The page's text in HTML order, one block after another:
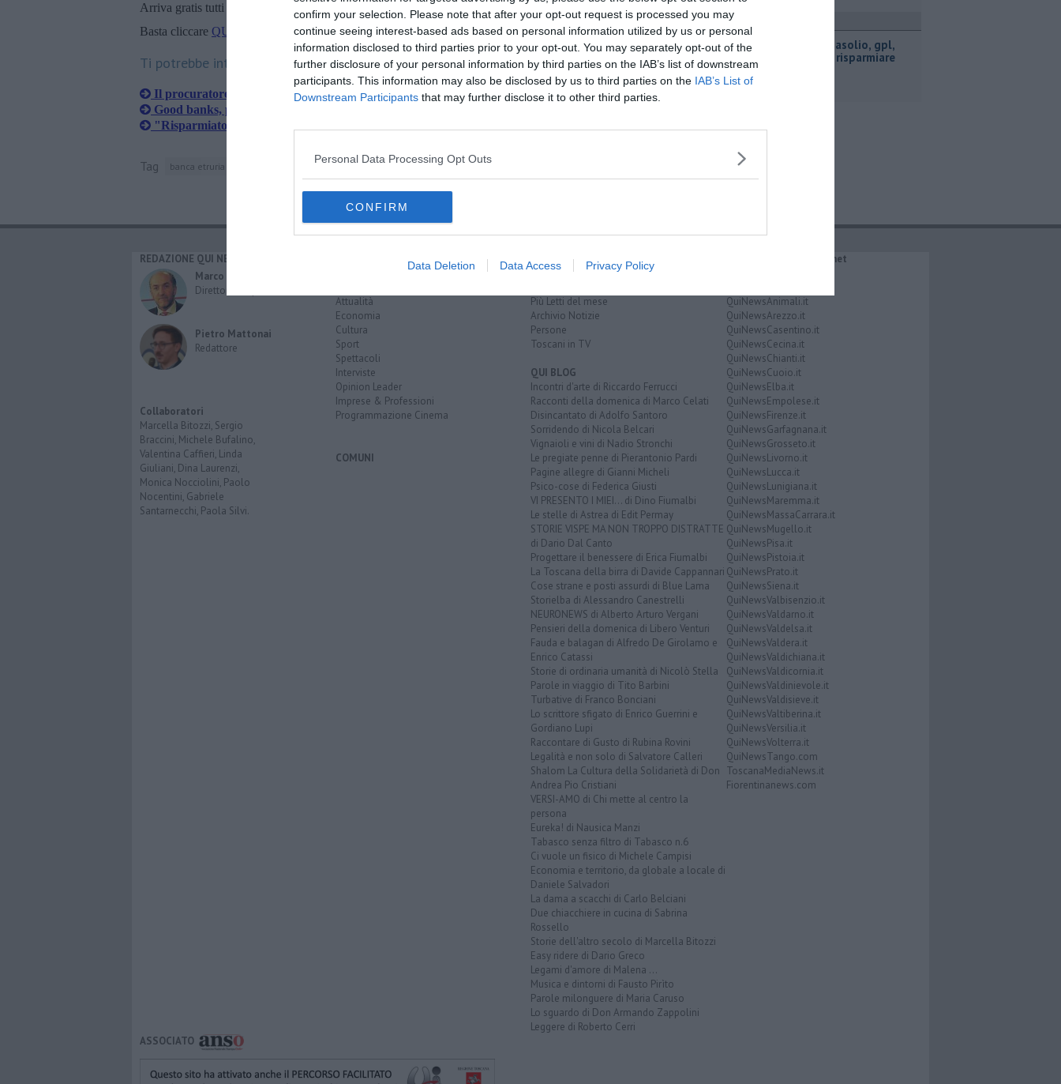
confirm your selection. Please note that after your opt-out request is processed you may
continue seeing interest-based ads based on personal information utilized by us or personal
information disclosed to third parties prior to your opt-out. You may separately opt-out of the
further disclosure of your personal information by third parties on the IAB’s list of downstream
participants. This information may also be disclosed by us to third parties on the IAB’s List of
Downstream Participants that may further disclose it to other third parties.
Personal Data Processing Opt Outs
CONFIRM
Data Deletion Data Access Privacy Policy
Arriva gratis tutti i giorni alle 20:00 direttamente nella tua casella di posta.
Basta cliccare QUI
Ti potrebbe interessare anche:
Il procuratore Rossi resta ad Arezzo
Good banks, primi progressi per il risanamento
"Risparmiatori gabbati due volte"
Tag banca etruria banca d'italia addizione
Attualità
​Benzina, gasolio, gpl,
ecco dove risparmiare
REDAZIONE QUI NEWS
Marco Migli
Direttore Responsabile
Pietro Mattonai
Redattore
Collaboratori
Marcella Bitozzi, Sergio
Braccini, Michele Bufalino,
Valentina Caffieri, Linda
Giuliani, Dina Laurenzi,
Monica Nocciolini, Paolo
Nocentini, Gabriele
Santarnecchi, Paola Silvi.
Attualità
Economia
Cultura
Sport
Spettacoli
Interviste
Opinion Leader
Imprese & Professioni
Programmazione Cinema
COMUNI
RUBRICHE
Le notizie di oggi
Più Letti del mese
Archivio Notizie
Persone
Toscani in TV
QUI BLOG
Incontri d'arte di Riccardo Ferrucci
Racconti della domenica di Marco Celati
Disincantato di Adolfo Santoro
Sorridendo di Nicola Belcari
Vignaioli e vini di Nadio Stronchi
Le pregiate penne di Pierantonio Pardi
Pagine allegre di Gianni Micheli
Psico-cose di Federica Giusti
VI PRESENTO I MIEI... di Dino Fiumalbi
Le stelle di Astrea di Edit Permay
STORIE VISPE MA NON TROPPO DISTRATTE
di Dario Dal Canto
Progettare il benessere di Erica Fiumalbi
La Toscana della birra di Davide Cappannari
Cose strane e posti assurdi di Blue Lama
Storielba di Alessandro Canestrelli
NEURONEWS di Alberto Arturo Vergani
Pensieri della domenica di Libero Venturi
Fauda e balagan di Alfredo De Girolamo e
Enrico Catassi
Storie di ordinaria umanità di Nicolò Stella
Parole in viaggio di Tito Barbini
Turbative di Franco Bonciani
Lo scrittore sfigato di Enrico Guerrini e
Gordiano Lupi
Raccontare di Gusto di Rubina Rovini
Legalità e non solo di Salvatore Calleri
Shalom La Cultura della Solidarietà di Don
Andrea Pio Cristiani
VERSI-AMO di Chi mette al centro la
persona
Eureka! di Nausica Manzi
Tabasco senza filtro di Tabasco n.6
Ci vuole un fisico di Michele Campisi
Economia e territorio, da globale a locale di
Daniele Salvadori
La dama a scacchi di Carlo Belciani
Due chiacchiere in cucina di Sabrina
Rossello
Storie dell'altro secolo di Marcella Bitozzi
Easy ridere di Dario Greco
Legami d'amore di Malena ...
Musica e dintorni di Fausto Pirìto
Parole milonguere di Maria Caruso
Lo sguardo di Don Armando Zappolini
Leggere di Roberto Cerri
IL NETWORK QuiNews.net
QuiNewsAnimali.it
QuiNewsArezzo.it
QuiNewsCasentino.it
QuiNewsCecina.it
QuiNewsChianti.it
QuiNewsCuoio.it
QuiNewsElba.it
QuiNewsEmpolese.it
QuiNewsFirenze.it
QuiNewsGarfagnana.it
QuiNewsGrosseto.it
QuiNewsLivorno.it
QuiNewsLucca.it
QuiNewsLunigiana.it
QuiNewsMaremma.it
QuiNewsMassaCarrara.it
QuiNewsMugello.it
QuiNewsPisa.it
QuiNewsPistoia.it
QuiNewsPrato.it
QuiNewsSiena.it
QuiNewsValbisenzio.it
QuiNewsValdarno.it
QuiNewsValdelsa.it
QuiNewsValdera.it
QuiNewsValdichiana.it
QuiNewsValdicornia.it
QuiNewsValdinievole.it
QuiNewsValdisieve.it
QuiNewsValtiberina.it
QuiNewsVersilia.it
QuiNewsVolterra.it
QuiNewsTango.com
ToscanaMediaNews.it
Fiorentinanews.com
ASSOCIATO